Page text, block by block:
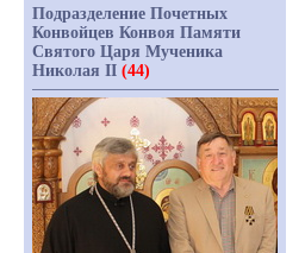
Подразделение Почетных
Конвойцев Конвоя Памяти
Святого Царя Мученика
Николая II (44)